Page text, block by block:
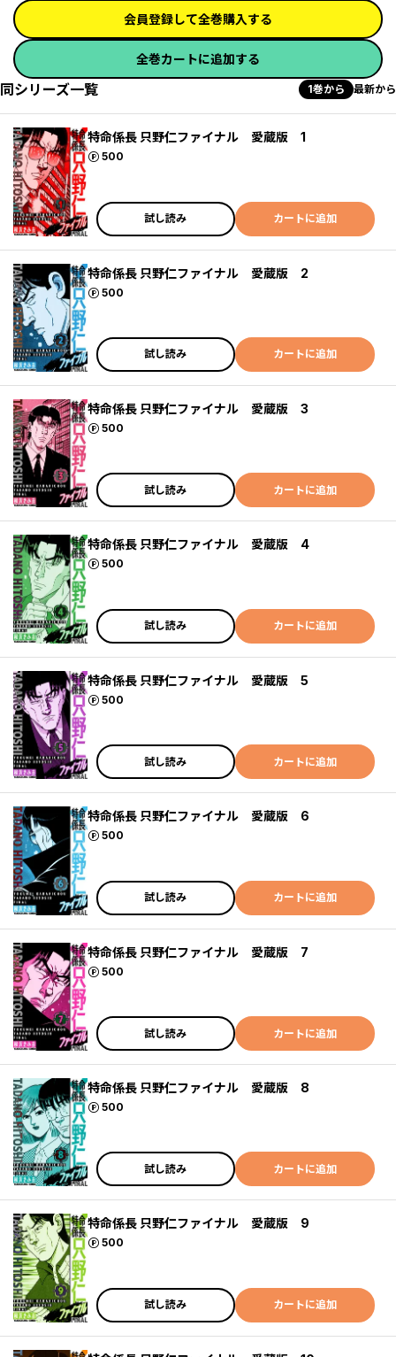
会員登録して全巻購入する
全巻カートに追加する
同シリーズ一覧 1巻から 最新から
特命係長 只野仁ファイナル 愛蔵版 1
500
ポイント
試し読み カートに追加
特命係長 只野仁ファイナル 愛蔵版 2
500
ポイント
試し読み カートに追加
特命係長 只野仁ファイナル 愛蔵版 3
500
ポイント
試し読み カートに追加
特命係長 只野仁ファイナル 愛蔵版 4
500
ポイント
試し読み カートに追加
特命係長 只野仁ファイナル 愛蔵版 5
500
ポイント
試し読み カートに追加
特命係長 只野仁ファイナル 愛蔵版 6
500
ポイント
試し読み カートに追加
特命係長 只野仁ファイナル 愛蔵版 7
500
ポイント
試し読み カートに追加
特命係長 只野仁ファイナル 愛蔵版 8
500
ポイント
試し読み カートに追加
特命係長 只野仁ファイナル 愛蔵版 9
500
ポイント
試し読み カートに追加